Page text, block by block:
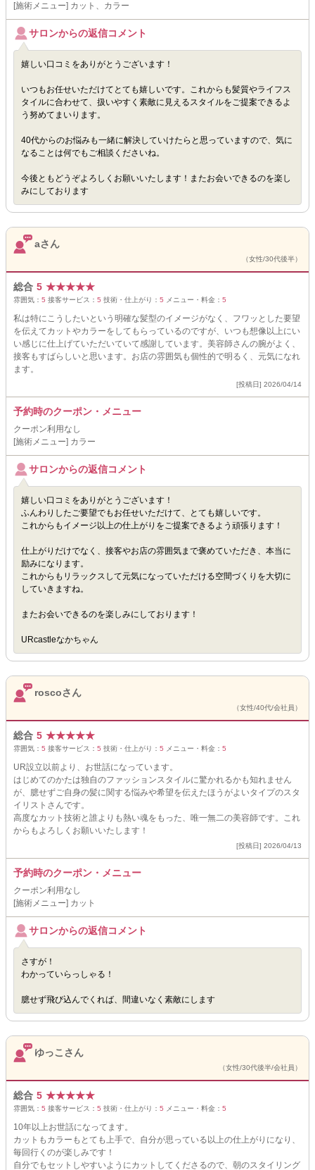
[施術メニュー] カット、カラー
サロンからの返信コメント
嬉しい口コミをありがとうございます！
いつもお任せいただけてとても嬉しいです。これからも髪質やライフス
タイルに合わせて、扱いやすく素敵に見えるスタイルをご提案できるよ
う努めてまいります。
40代からのお悩みも一緒に解決していけたらと思っていますので、気に
なることは何でもご相談くださいね。
今後ともどうぞよろしくお願いいたします！またお会いできるのを楽し
みにしております
aさん
（女性/30代後半）
総合 5 ★★★★★
雰囲気： 5 接客サービス： 5 技術・仕上がり： 5 メニュー・料金： 5
私は特にこうしたいという明確な髪型のイメージがなく、フワッとした要望
を伝えてカットやカラーをしてもらっているのですが、いつも想像以上にい
い感じに仕上げていただいていて感謝しています。美容師さんの腕がよく、
接客もすばらしいと思います。お店の雰囲気も個性的で明るく、元気になれ
ます。
[投稿日] 2026/04/14
予約時のクーポン・メニュー
クーポン利用なし
[施術メニュー] カラー
サロンからの返信コメント
嬉しい口コミをありがとうございます！
ふんわりしたご要望でもお任せいただけて、とても嬉しいです。
これからもイメージ以上の仕上がりをご提案できるよう頑張ります！
仕上がりだけでなく、接客やお店の雰囲気まで褒めていただき、本当に
励みになります。
これからもリラックスして元気になっていただける空間づくりを大切に
していきますね。
またお会いできるのを楽しみにしております！
URcastleなかちゃん
roscoさん
（女性/40代/会社員）
総合 5 ★★★★★
雰囲気： 5 接客サービス： 5 技術・仕上がり： 5 メニュー・料金： 5
UR設立以前より、お世話になっています。
はじめてのかたは独自のファッションスタイルに驚かれるかも知れません
が、臆せずご自身の髪に関する悩みや希望を伝えたほうがよいタイプのスタ
イリストさんです。
高度なカット技術と誰よりも熱い魂をもった、唯一無二の美容師です。これ
からもよろしくお願いいたします！
[投稿日] 2026/04/13
予約時のクーポン・メニュー
クーポン利用なし
[施術メニュー] カット
サロンからの返信コメント
さすが！
わかっていらっしゃる！
臆せず飛び込んでくれば、間違いなく素敵にします
ゆっこさん
（女性/30代後半/会社員）
総合 5 ★★★★★
雰囲気： 5 接客サービス： 5 技術・仕上がり： 5 メニュー・料金： 5
10年以上お世話になってます。
カットもカラーもとても上手で、自分が思っている以上の仕上がりになり、
毎回行くのが楽しみです！
自分でもセットしやすいようにカットしてくださるので、朝のスタイリング